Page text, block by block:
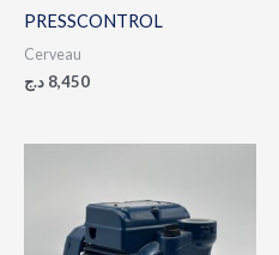
PRESSCONTROL
Cerveau
8,450 د.ج